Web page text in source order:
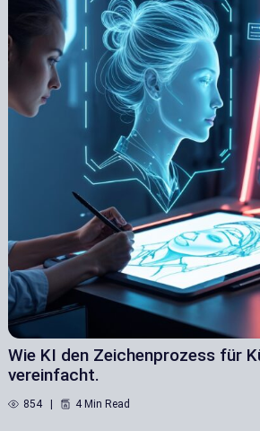
Wie KI den Zeichenprozess für
vereinfacht.
854 4 Min Read